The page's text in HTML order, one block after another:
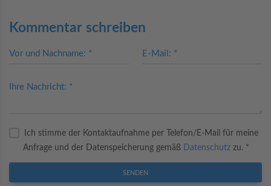
Kommentar schreiben
Vor und Nachname: * E-Mail: *
Ihre Nachricht: *
Ich stimme der Kontaktaufnahme per Telefon/E-Mail für meine
Anfrage und der Datenspeicherung gemäß Datenschutzzu. *
SENDEN